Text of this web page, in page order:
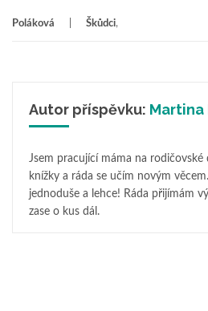
Poláková Škůdci,
Autor příspěvku: Martina
Jsem pracující máma na
knížky a ráda se učím novým
jednoduše a lehce! Ráda přijímám
zase o kus dál.